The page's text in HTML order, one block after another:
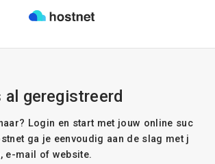
geregistreerd
Login en start met jouw online suc
ga je eenvoudig aan de slag met j
e-mail of website.